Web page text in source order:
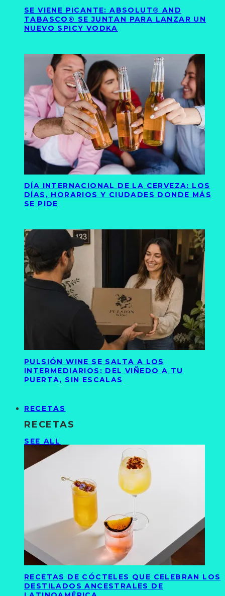
SE VIENE PICANTE: ABSOLUT® AND
TABASCO® SE JUNTAN PARA LANZAR UN
NUEVO SPICY VODKA
DÍA INTERNACIONAL DE LA CERVEZA: LOS
DÍAS, HORARIOS Y CIUDADES DONDE MÁS
SE PIDE
PULSIÓN WINE SE SALTA A LOS
INTERMEDIARIOS: DEL VIÑEDO A TU
PUERTA, SIN ESCALAS
RECETAS
RECETAS
SEE ALL
RECETAS DE CÓCTELES QUE CELEBRAN LOS
DESTILADOS ANCESTRALES DE